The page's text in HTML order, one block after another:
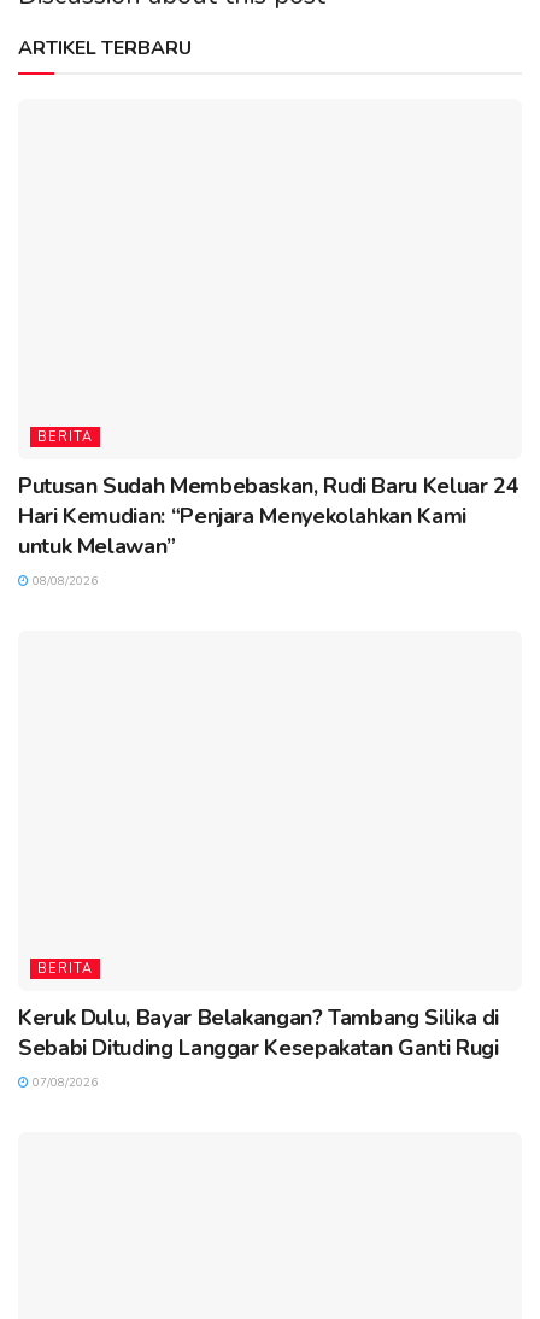
ARTIKEL TERBARU
BERITA
Putusan Sudah Membebaskan, Rudi Baru Keluar 24
Hari Kemudian: “Penjara Menyekolahkan Kami
untuk Melawan”
08/08/2026
BERITA
Keruk Dulu, Bayar Belakangan? Tambang Silika di
Sebabi Dituding Langgar Kesepakatan Ganti Rugi
07/08/2026